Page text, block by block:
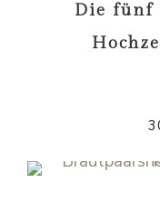
Die fünf